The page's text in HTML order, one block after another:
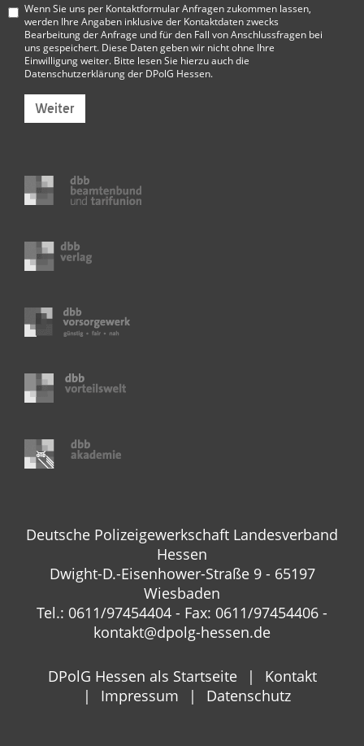
Wenn Sie uns per Kontaktformular Anfragen zukommen lassen,
werden Ihre Angaben inklusive der Kontaktdaten zwecks
Bearbeitung der Anfrage und für den Fall von Anschlussfragen bei
uns gespeichert. Diese Daten geben wir nicht ohne Ihre
Einwilligung weiter. Bitte lesen Sie hierzu auch die
Datenschutzerklärung der DPolG Hessen.
Weiter
Deutsche Polizeigewerkschaft Landesverband
Hessen
Dwight-D.-Eisenhower-Straße 9 - 65197
Wiesbaden
Tel.: 0611/97454404 - Fax: 0611/97454406 -
kontakt@dpolg-hessen.de
DPolG Hessen als Startseite
Kontakt
Impressum
Datenschutz